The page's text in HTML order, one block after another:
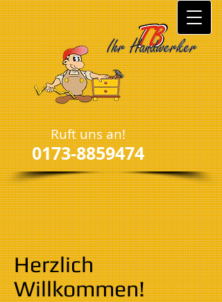
Ruft uns an!
0173-8859474
Herzlich
Willkommen!